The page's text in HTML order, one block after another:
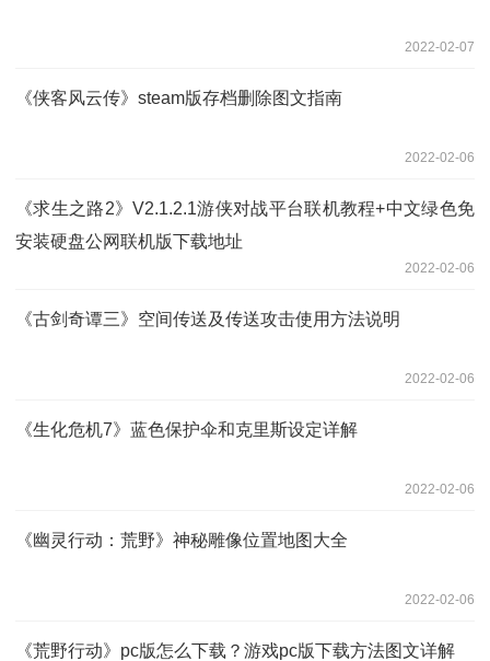
2022-02-07
《侠客风云传》steam版存档删除图文指南
2022-02-06
《求生之路2》V2.1.2.1游侠对战平台联机教程+中文绿色免
安装硬盘公网联机版下载地址
2022-02-06
《古剑奇谭三》空间传送及传送攻击使用方法说明
2022-02-06
《生化危机7》蓝色保护伞和克里斯设定详解
2022-02-06
《幽灵行动：荒野》神秘雕像位置地图大全
2022-02-06
《荒野行动》pc版怎么下载？游戏pc版下载方法图文详解